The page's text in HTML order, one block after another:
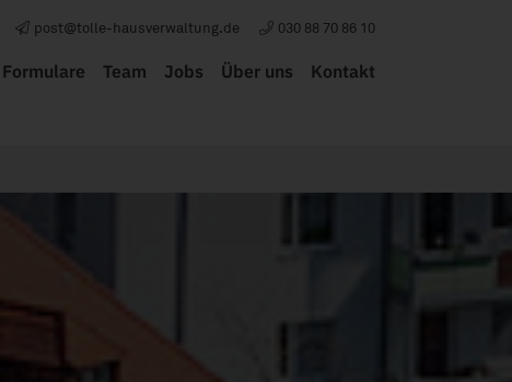
post@tolle-hausverwaltung.de 030 88 70 86 10
Formulare Team Jobs Über uns Kontakt